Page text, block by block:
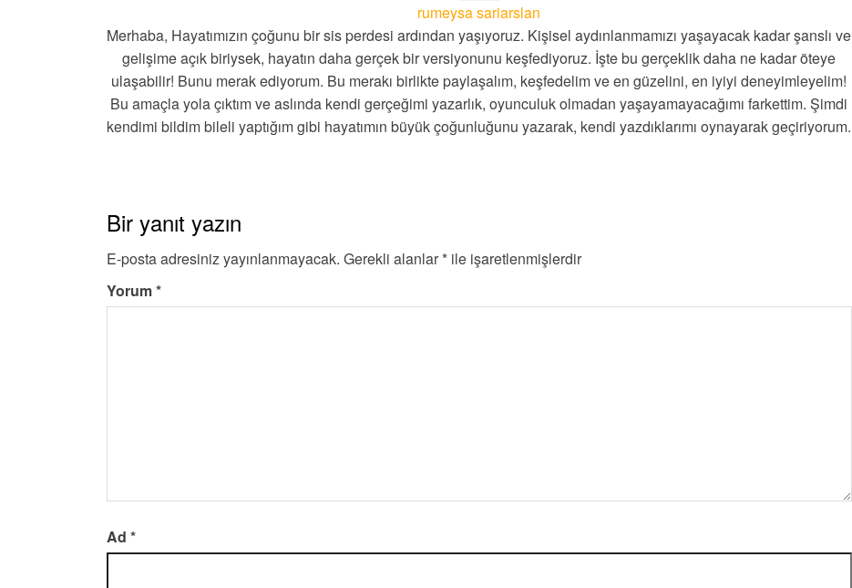
rumeysa sariarslan
Merhaba, Hayatımızın çoğunu bir sis perdesi ardından yaşıyoruz. Kişisel aydınlanmamızı yaşayacak kadar şanslı ve
gelişime açık biriysek, hayatın daha gerçek bir versiyonunu keşfediyoruz. İşte bu gerçeklik daha ne kadar öteye
ulaşabilir! Bunu merak ediyorum. Bu merakı birlikte paylaşalım, keşfedelim ve en güzelini, en iyiyi deneyimleyelim!
Bu amaçla yola çıktım ve aslında kendi gerçeğimi yazarlık, oyunculuk olmadan yaşayamayacağımı farkettim. Şimdi
kendimi bildim bileli yaptığım gibi hayatımın büyük çoğunluğunu yazarak, kendi yazdıklarımı oynayarak geçiriyorum.
Bir yanıt yazın
E-posta adresiniz yayınlanmayacak. Gerekli alanlar * ile işaretlenmişlerdir
Yorum*
Ad *